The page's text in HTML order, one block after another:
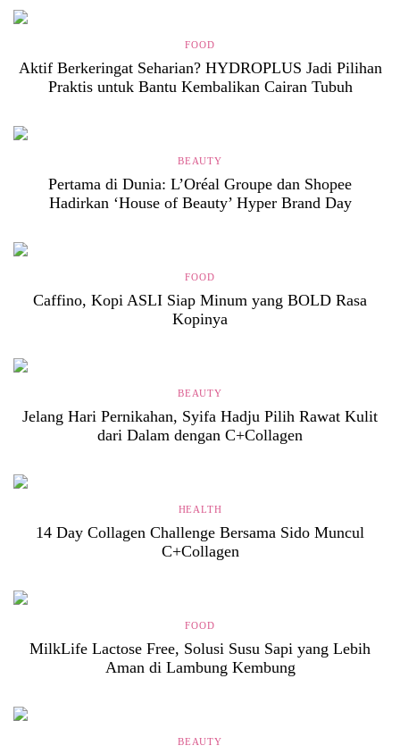
FOOD
Aktif Berkeringat Seharian? HYDROPLUS Jadi Pilihan
Praktis untuk Bantu Kembalikan Cairan Tubuh
BEAUTY
Pertama di Dunia: L’Oréal Groupe dan Shopee
Hadirkan ‘House of Beauty’ Hyper Brand Day
FOOD
Caffino, Kopi ASLI Siap Minum yang BOLD Rasa
Kopinya
BEAUTY
Jelang Hari Pernikahan, Syifa Hadju Pilih Rawat Kulit
dari Dalam dengan C+Collagen
HEALTH
14 Day Collagen Challenge Bersama Sido Muncul
C+Collagen
FOOD
MilkLife Lactose Free, Solusi Susu Sapi yang Lebih
Aman di Lambung Kembung
BEAUTY